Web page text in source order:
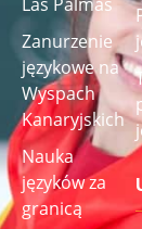
Zanurzenie
językowe na
Wyspach
Kanaryjskich
Nauka
języków za
granicą